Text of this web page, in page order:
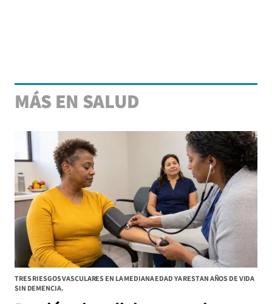
MÁS EN SALUD
TRES RIESGOS VASCULARES EN LA MEDIANA EDAD YA RESTAN AÑOS DE VIDA
SIN DEMENCIA.